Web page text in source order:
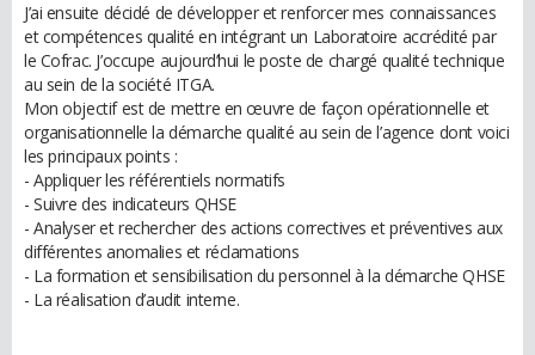
J’ai ensuite décidé de développer et renforcer mes connaissances
et compétences qualité en intégrant un Laboratoire accrédité par
le Cofrac. J’occupe aujourd’hui le poste de chargé qualité technique
au sein de la société ITGA.
Mon objectif est de mettre en œuvre de façon opérationnelle et
organisationnelle la démarche qualité au sein de l’agence dont voici
les principaux points :
- Appliquer les référentiels normatifs
- Suivre des indicateurs QHSE
- Analyser et rechercher des actions correctives et préventives aux
différentes anomalies et réclamations
- La formation et sensibilisation du personnel à la démarche QHSE
- La réalisation d’audit interne.